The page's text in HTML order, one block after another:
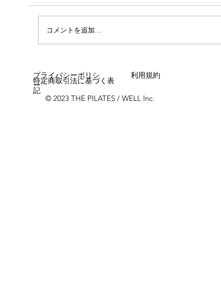
コメントを追加…
© 2023 THE PILATES / WELL Inc.
プライバシーポリシ
ー
利用規約
特定商取引法に基づく表
記